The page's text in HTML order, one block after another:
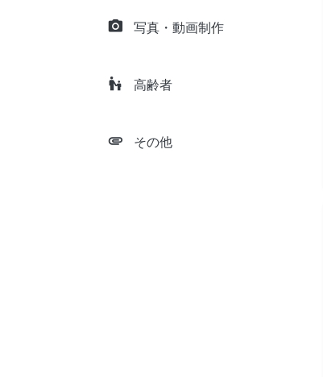
camera_alt 写真・動画制作
escalator_warning 高齢者
attachment その他